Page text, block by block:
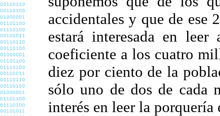
accidentales y que de ese
estará interesada en
coeficiente a los cuatro
diez por ciento de la
sólo uno de dos de cada
interés en leer la porquería